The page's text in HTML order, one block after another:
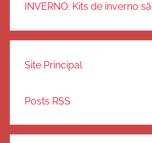
INVERNO: Kits de inverno
Site Principal
Posts RSS